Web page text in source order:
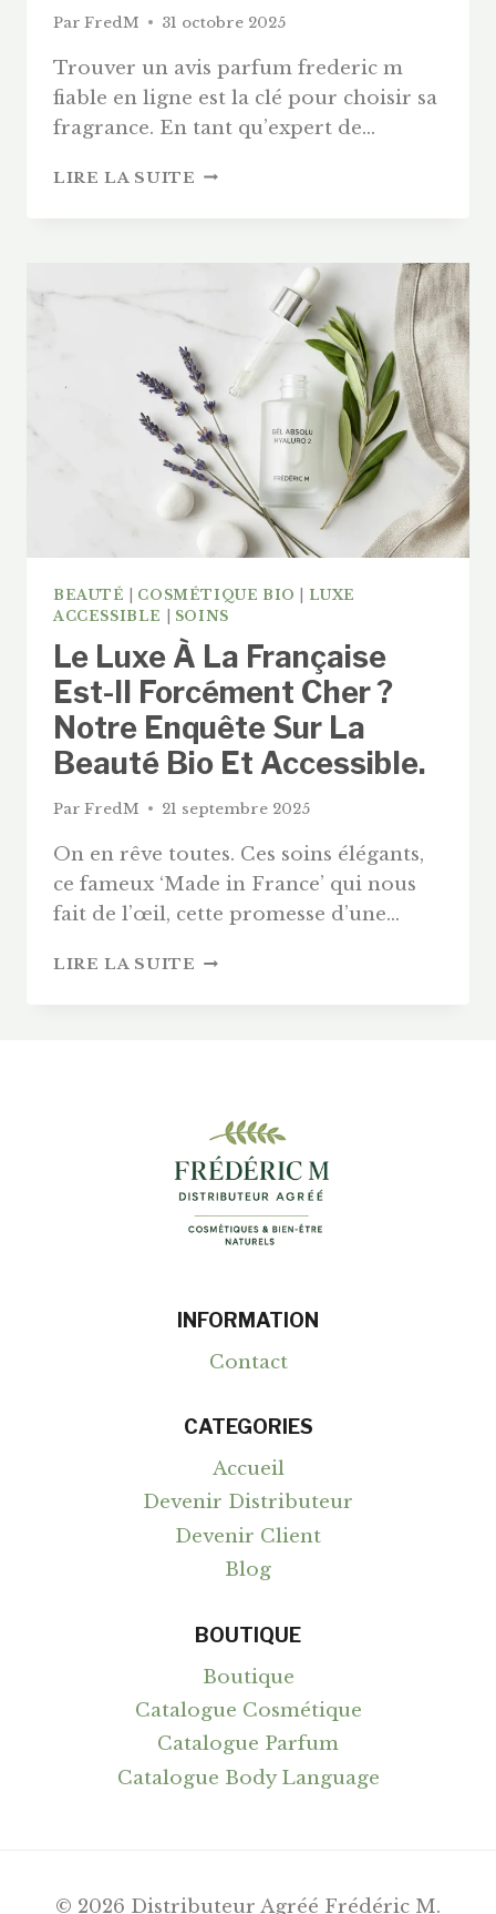
Par FredM 31 octobre 2025
Trouver un avis parfum frederic m
fiable en ligne est la clé pour choisir sa
fragrance. En tant qu’expert de…
LIRE LA SUITE TOP
PARFUMS
FREDERIC
(AVIS
HOMME
&
FEMME
2026)
BEAUTÉ COSMÉTIQUE BIO
LUXE
ACCESSIBLE
SOINS
Le Luxe À La Française
Est-Il Forcément Cher ?
Notre Enquête Sur La
Beauté Bio Et Accessible.
Par FredM 21 septembre 2025
On en rêve toutes. Ces soins élégants,
ce fameux ‘Made in France’ qui nous
fait de l’œil, cette promesse d’une…
LIRE LA SUITE LE
FORCÉMENT
CHER
?
NOTRE
ENQUÊTE
SUR
BIO
ET
ACCESSIBLE.
INFORMATION
Contact
CATEGORIES
Accueil
Devenir Distributeur
Devenir Client
Blog
BOUTIQUE
Boutique
Catalogue Cosmétique
Catalogue Parfum
Catalogue Body Language
© 2026 Distributeur Agréé Frédéric M.